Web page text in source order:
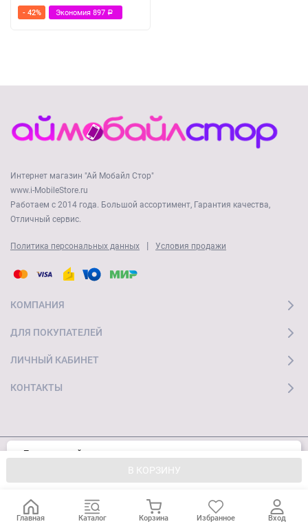
В КОРЗИНУ
- 42% Экономия 897 Р
Интернет магазин "Ай Мобайл Стор"
www.i-MobileStore.ru
Работаем с 2014 года. Большой ассортимент, Гарантия качества,
Отличный сервис.
Политика персональных данных | Условия продажи
КОМПАНИЯ
ДЛЯ ПОКУПАТЕЛЕЙ
ЛИЧНЫЙ КАБИНЕТ
КОНТАКТЫ
Главная Каталог Корзина Избранное Вход
Пользуясь сайтом, вы соглашаетесь с